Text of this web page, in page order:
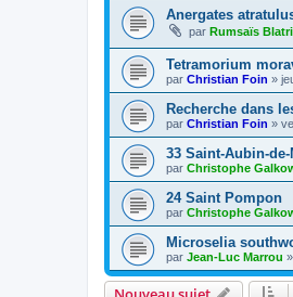
Anergates
par Rumsaïs
Tetramorium
par Christian Foin »
Recherche dans
par Christian Foin »
33 Saint-Aubin-de-
par Christophe
24 Saint Pompon
par Christophe
Microselia
par Jean-Luc Marrou »